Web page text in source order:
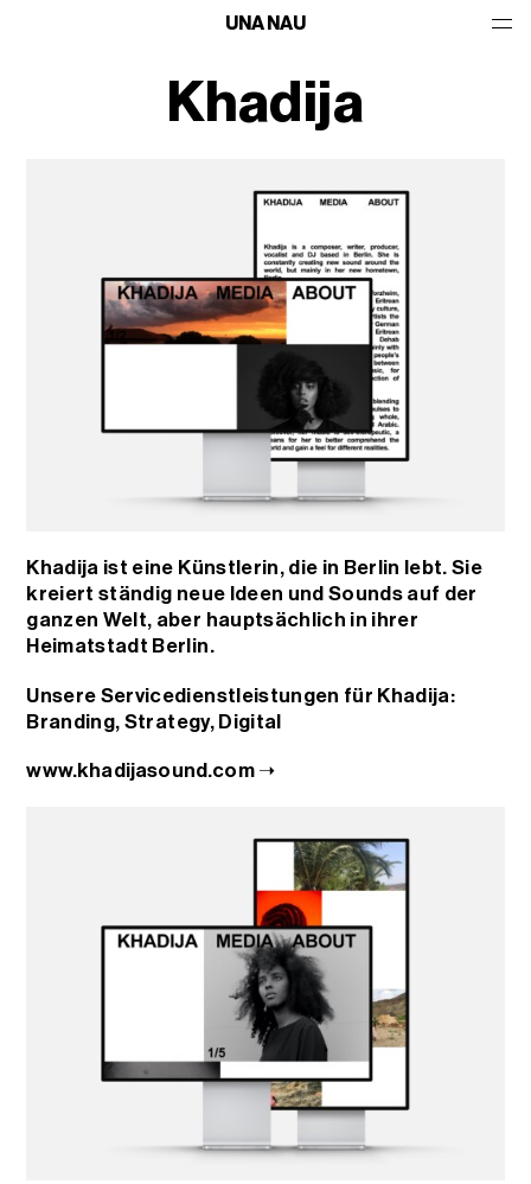
UNA NAU
Khadija
Khadija ist eine Künstlerin, die in Berlin lebt. Sie
kreiert ständig neue Ideen und Sounds auf der
ganzen Welt, aber hauptsächlich in ihrer
Heimatstadt Berlin.
Unsere Servicedienstleistungen für Khadija:
Branding, Strategy, Digital
www.khadijasound.com ➝